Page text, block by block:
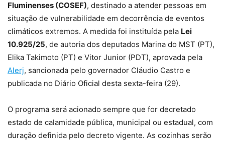
Fluminenses (COSEF), destinado a atender pessoas em
situação de vulnerabilidade em decorrência de eventos
climáticos extremos. A medida foi instituída pela Lei
10.925/25, de autoria dos deputados Marina do MST (PT),
Elika Takimoto (PT) e Vitor Junior (PDT), aprovada pela
Alerj, sancionada pelo governador Cláudio Castro e
publicada no Diário Oficial desta sexta-feira (29).
O programa será acionado sempre que for decretado
estado de calamidade pública, municipal ou estadual, com
duração definida pelo decreto vigente. As cozinhas serão